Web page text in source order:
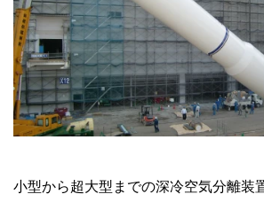
小型から超大型までの深冷空気分離装